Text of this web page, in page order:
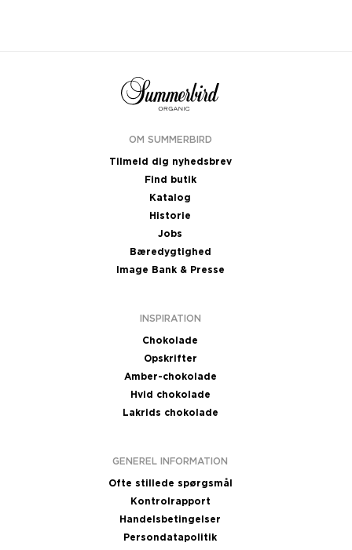
OM SUMMERBIRD
Tilmeld dig nyhedsbrev
Find butik
Katalog
Historie
Jobs
Bæredygtighed
Image Bank & Presse
INSPIRATION
Chokolade
Opskrifter
Amber-chokolade
Hvid chokolade
Lakrids chokolade
GENEREL INFORMATION
Ofte stillede spørgsmål
Kontrolrapport
Handelsbetingelser
Persondatapolitik